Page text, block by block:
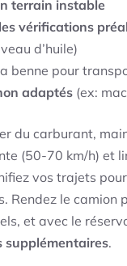
terrain instable
vérifications
d’huile)
benne pour
adaptés (ex:
du carburant,
(50-70 km/h) et
vos trajets
Rendez le camion
et avec le
supplémentaires.